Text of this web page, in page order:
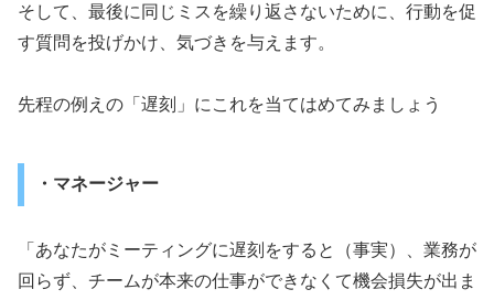
そして、最後に同じミスを繰り返さないために、行動を促
す質問を投げかけ、気づきを与えます。
先程の例えの「遅刻」にこれを当てはめてみましょう
・マネージャー
「あなたがミーティングに遅刻をすると（事実）、業務が
回らず、チームが本来の仕事ができなくて機会損失が出ま